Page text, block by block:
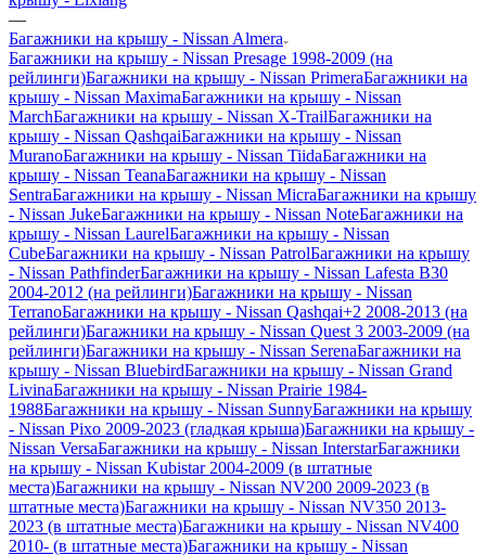
—
Багажники на крышу - Nissan Almera
Багажники на крышу - Nissan Presage 1998-2009 (на
рейлинги)Багажники на крышу - Nissan PrimeraБагажники на
крышу - Nissan MaximaБагажники на крышу - Nissan
MarchБагажники на крышу - Nissan X-TrailБагажники на
крышу - Nissan QashqaiБагажники на крышу - Nissan
MuranoБагажники на крышу - Nissan TiidaБагажники на
крышу - Nissan TeanaБагажники на крышу - Nissan
SentraБагажники на крышу - Nissan MicraБагажники на крышу
- Nissan JukeБагажники на крышу - Nissan NoteБагажники на
крышу - Nissan LaurelБагажники на крышу - Nissan
CubeБагажники на крышу - Nissan PatrolБагажники на крышу
- Nissan PathfinderБагажники на крышу - Nissan Lafesta B30
2004-2012 (на рейлинги)Багажники на крышу - Nissan
TerranoБагажники на крышу - Nissan Qashqai+2 2008-2013 (на
рейлинги)Багажники на крышу - Nissan Quest 3 2003-2009 (на
рейлинги)Багажники на крышу - Nissan SerenaБагажники на
крышу - Nissan BluebirdБагажники на крышу - Nissan Grand
LivinaБагажники на крышу - Nissan Prairie 1984-
1988Багажники на крышу - Nissan SunnyБагажники на крышу
- Nissan Pixo 2009-2023 (гладкая крыша)Багажники на крышу -
Nissan VersaБагажники на крышу - Nissan InterstarБагажники
на крышу - Nissan Kubistar 2004-2009 (в штатные
места)Багажники на крышу - Nissan NV200 2009-2023 (в
штатные места)Багажники на крышу - Nissan NV350 2013-
2023 (в штатные места)Багажники на крышу - Nissan NV400
2010- (в штатные места)Багажники на крышу - Nissan